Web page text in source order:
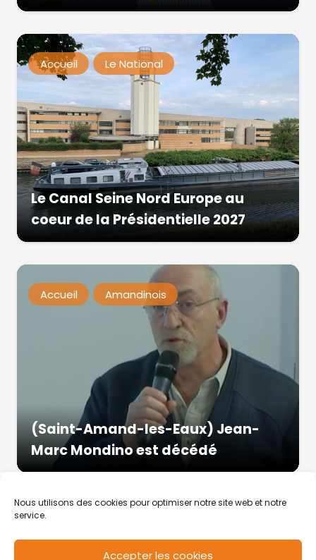
Nous utilisons des cookies pour optimiser notre site web et notre
service.
Accepter les cookies
Accueil Le National
Le Canal Seine Nord Europe au
coeur de la Présidentielle 2027
Accueil Amandinois
(Saint-Amand-les-Eaux) Jean-
Marc Mondino est décédé